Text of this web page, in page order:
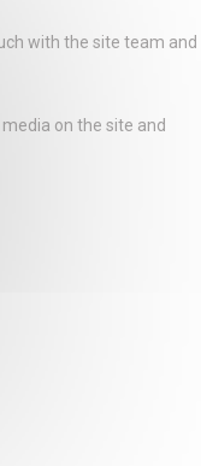
with the site team and
on the site and